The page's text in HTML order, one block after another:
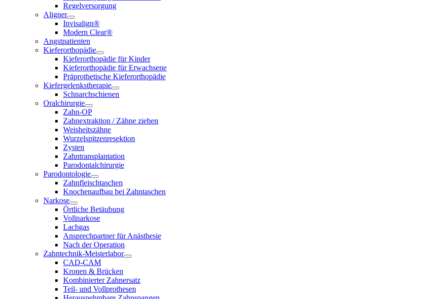
Regelversorgung
Aligner
Invisalign®
Modern Clear®
Angstpatienten
Kieferorthopädie
Kieferorthopädie für Kinder
Kieferorthopädie für Erwachsene
Präprothetische Kieferorthopädie
Kiefergelenkstherapie
Schnarchschienen
Oralchirurgie
Zahn-OP
Zahnextraktion / Zähne ziehen
Weisheitszähne
Wurzelspitzenresektion
Zysten
Zahntransplantation
Parodontalchirurgie
Parodontologie
Zahnfleischtaschen
Knochenaufbau bei Zahntaschen
Narkose
Örtliche Betäubung
Vollnarkose
Lachgas
Ansprechpartner für Anästhesie
Nach der Operation
Zahntechnik-Meisterlabor
CAD-CAM
Kronen & Brücken
Kombinierter Zahnersatz
Teil- und Vollprothesen